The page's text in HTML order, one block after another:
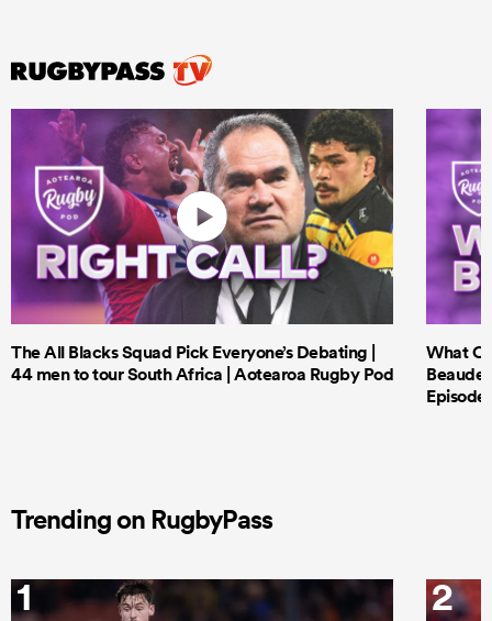
The All Blacks Squad Pick Everyone’s Debating |
44 men to tour South Africa | Aotearoa Rugby Pod
What
Episode
Trending on RugbyPass
1 2